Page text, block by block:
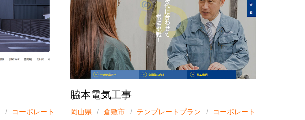
コーポレート
脇本電気工事
岡山県 倉敷市 テンプレートプラン
コーポレート